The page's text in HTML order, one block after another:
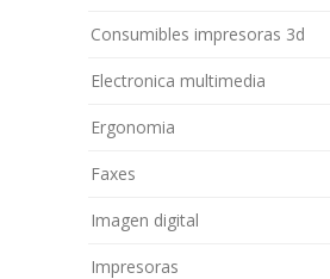
Consumibles impresoras 3d
Electronica multimedia
Ergonomia
Faxes
Imagen digital
Impresoras